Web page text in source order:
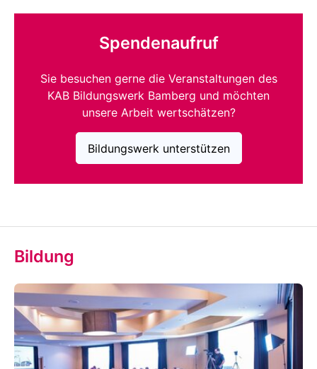
Spendenaufruf
Sie besuchen gerne die Veranstaltungen des
KAB Bildungswerk Bamberg und möchten
unsere Arbeit wertschätzen?
Bildungswerk unterstützen
Bildung